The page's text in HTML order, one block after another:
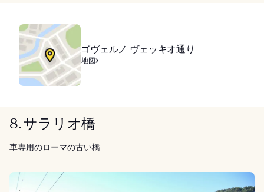
ゴヴェルノ ヴェッキオ通り
地図
8. サラリオ橋
車専用のローマの古い橋